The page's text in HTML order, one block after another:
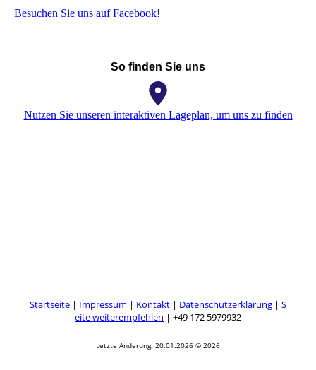
Besuchen Sie uns auf Facebook!
So finden Sie uns
Nutzen Sie unseren interaktiven Lageplan, um uns zu finden
Startseite | Impressum | Kontakt | Datenschutzerklärung | S
eite weiterempfehlen | +49 172 5979932
Letzte Änderung: 20.01.2026 © 2026